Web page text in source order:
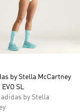
by Stella McCartney
EVO SL
by Stella